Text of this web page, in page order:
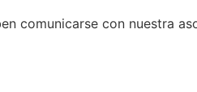
comunicarse con nuestra